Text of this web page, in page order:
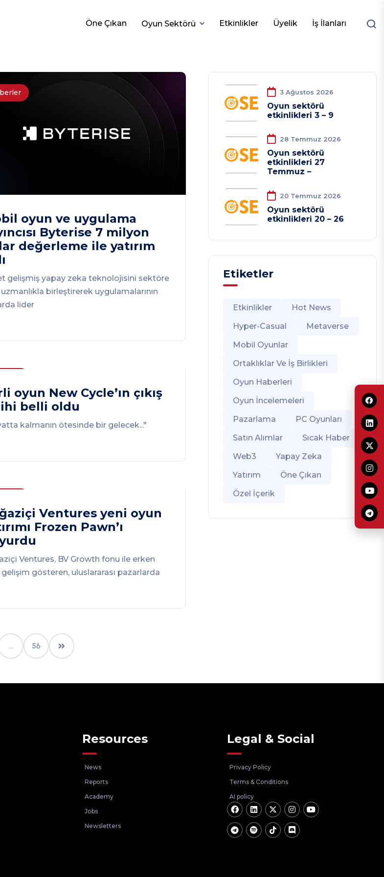
Öne Çıkan Oyun Sektörü Etkinlikler Üyelik İş İlanları
oyun ve uygulama
Byterise 7 milyon
değerleme ile yatırım
gelişmiş yapay zeka teknolojisini sektöre
birleştirerek uygulamalarının
lider
oyun New Cycle’ın çıkış
belli oldu
kalmanın ötesinde bir gelecek..."
Ventures yeni oyun
Frozen Pawn’ı
Ventures, BV Growth fonu ile erken
gelişim gösteren, uluslararası pazarlarda
… 56
3 Ağustos 2026
Oyun sektörü
etkinlikleri 3 – 9
28 Temmuz 2026
Oyun sektörü
etkinlikleri 27
Temmuz –
20 Temmuz 2026
Oyun sektörü
etkinlikleri 20 – 26
Etiketler
Etkinlikler
Hot News
Hyper-Casual
Metaverse
Mobil Oyunlar
Ortaklıklar Ve İş Birlikleri
Oyun Haberleri
Oyun İncelemeleri
Pazarlama
PC Oyunları
Satın Alımlar
Sıcak Haber
Web3
Yapay Zeka
Yatırım
Öne Çıkan
Özel İçerik
Resources
News
Reports
Academy
Jobs
Newsletters
Legal & Social
Privacy Policy
Terms & Conditions
AI policy